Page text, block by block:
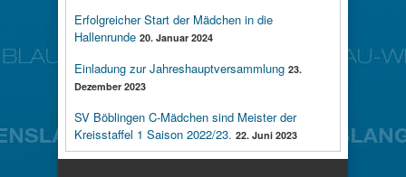
Erfolgreicher Start der Mädchen in die
Hallenrunde 20. Januar 2024
Einladung zur Jahreshauptversammlung 23.
Dezember 2023
SV Böblingen C-Mädchen sind Meister der
Kreisstaffel 1 Saison 2022/23. 22. Juni 2023